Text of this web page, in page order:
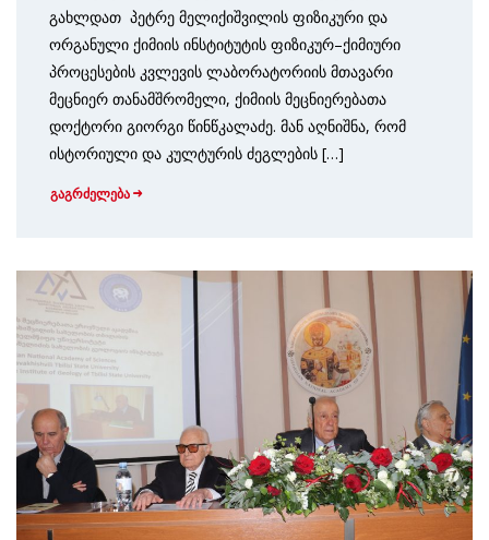
გახლდათ პეტრე მელიქიშვილის ფიზიკური და
ორგანული ქიმიის ინსტიტუტის ფიზიკურ–ქიმიური
პროცესების კვლევის ლაბორატორიის მთავარი
მეცნიერ თანამშრომელი, ქიმიის მეცნიერებათა
დოქტორი გიორგი წინწკალაძე. მან აღნიშნა, რომ
ისტორიული და კულტურის ძეგლების […]
გაგრძელება